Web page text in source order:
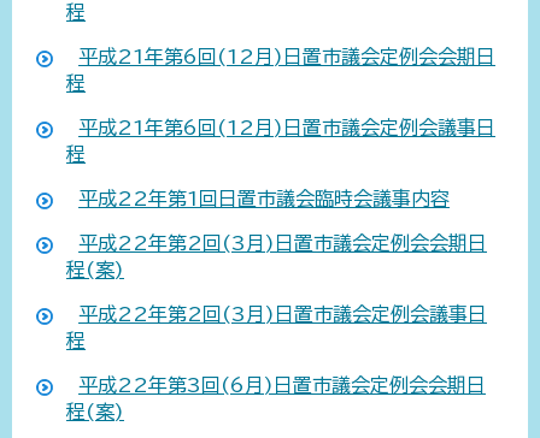
程
平成21年第6回(12月)日置市議会定例会会期日
程
平成21年第6回(12月)日置市議会定例会議事日
程
平成22年第1回日置市議会臨時会議事内容
平成22年第2回(3月)日置市議会定例会会期日
程(案)
平成22年第2回(3月)日置市議会定例会議事日
程
平成22年第3回(6月)日置市議会定例会会期日
程(案)